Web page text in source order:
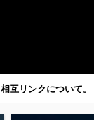
相互リンクについて。